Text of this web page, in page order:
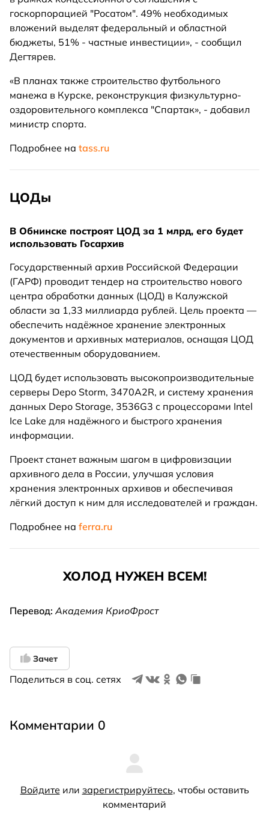
госкорпорацией "Росатом". 49% необходимых
вложений выделят федеральный и областной
бюджеты, 51% - частные инвестиции», - сообщил
Дегтярев.
«В планах также строительство футбольного
манежа в Курске, реконструкция физкультурно-
оздоровительного комплекса "Спартак», - добавил
министр спорта.
Подробнее на tass.ru
ЦОДы
В Обнинске построят ЦОД за 1 млрд, его будет
использовать Госархив
Государственный архив Российской Федерации
(ГАРФ) проводит тендер на строительство нового
центра обработки данных (ЦОД) в Калужской
области за 1,33 миллиарда рублей. Цель проекта —
обеспечить надёжное хранение электронных
документов и архивных материалов, оснащая ЦОД
отечественным оборудованием.
ЦОД будет использовать высокопроизводительные
серверы Depo Storm, 3470A2R, и систему хранения
данных Depo Storage, 3536G3 с процессорами Intel
Ice Lake для надёжного и быстрого хранения
информации.
Проект станет важным шагом в цифровизации
архивного дела в России, улучшая условия
хранения электронных архивов и обеспечивая
лёгкий доступ к ним для исследователей и граждан.
Подробнее на ferra.ru
ХОЛОД НУЖЕН ВСЕМ!
Перевод:Академия КриоФрост
Зачет
Поделиться в соц. сетях
Комментарии 0
Войдите или зарегистрируйтесь, чтобы оставить
комментарий